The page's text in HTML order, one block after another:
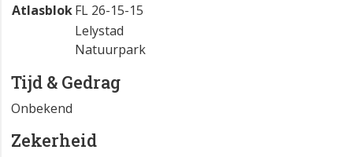
AtlasblokFL 26-15-15
Lelystad
Natuurpark
Tijd & Gedrag
Onbekend
Zekerheid